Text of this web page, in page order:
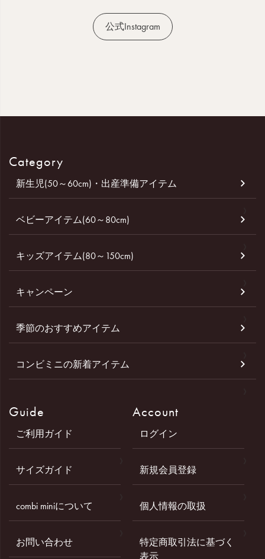
公式Instagram
Category
新生児(50～60cm)・出産準備アイテム
ベビーアイテム(60～80cm)
キッズアイテム(80～150cm)
キャンペーン
季節のおすすめアイテム
コンビミニの新着アイテム
Guide
ご利用ガイド
サイズガイド
combi miniについて
お問い合わせ
Account
ログイン
新規会員登録
個人情報の取扱
特定商取引法に基づく
表示